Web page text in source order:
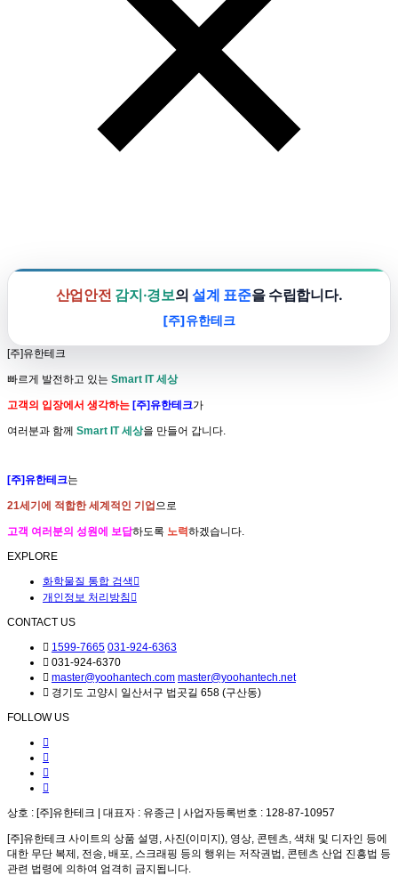
산업안전 감지·경보의설계 표준을 수립합니다.
[주]유한테크
[주]유한테크
빠르게 발전하고 있는 Smart IT 세상
고객의 입장에서 생각하는 [주]유한테크가
여러분과 함께 Smart IT 세상을 만들어 갑니다.
[주]유한테크는
21세기에 적합한 세계적인 기업 으로
고객 여러분의 성원에 보답하도록 노력하겠습니다.
EXPLORE
화학물질 통합 검색
개인정보 처리방침
CONTACT US
1599-7665 031-924-6363
031-924-6370
master@yoohantech.com master@yoohantech.net
경기도 고양시 일산서구 법곳길 658 (구산동)
FOLLOW US
상호 : [주]유한테크 | 대표자 : 유종근 | 사업자등록번호 : 128-87-10957
[주]유한테크 사이트의 상품 설명, 사진(이미지), 영상, 콘텐츠, 색채 및 디자인 등에
대한 무단 복제, 전송, 배포, 스크래핑 등의 행위는 저작권법, 콘텐츠 산업 진흥법 등
관련 법령에 의하여 엄격히 금지됩니다.